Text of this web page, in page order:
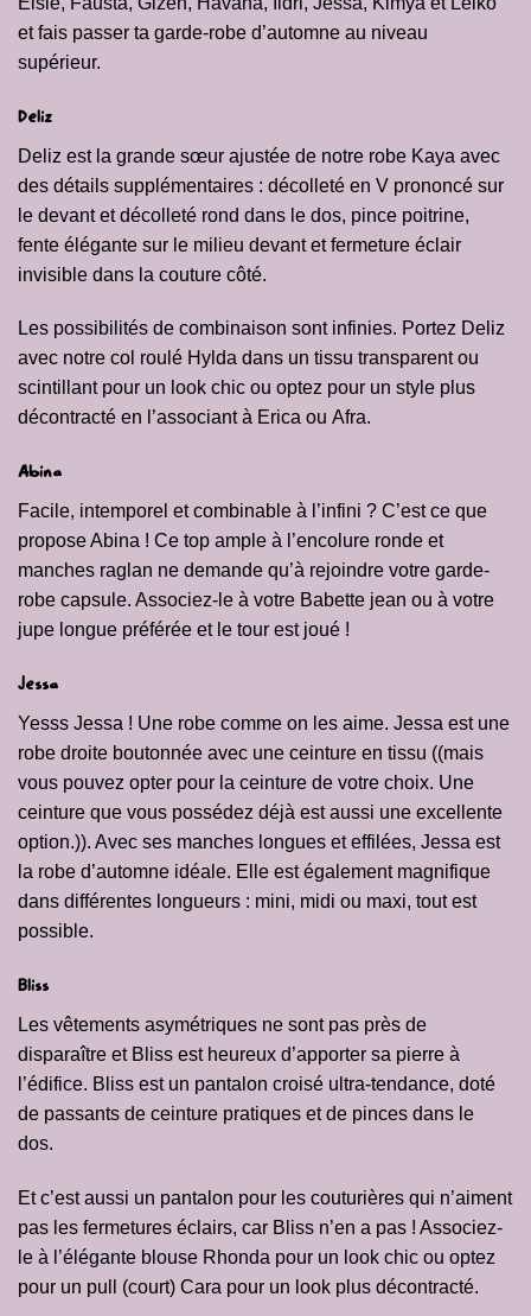
et fais passer ta garde-robe d’automne au niveau
supérieur.
Deliz
Deliz est la grande sœur ajustée de notre robe Kaya avec
des détails supplémentaires : décolleté en V prononcé sur
le devant et décolleté rond dans le dos, pince poitrine,
fente élégante sur le milieu devant et fermeture éclair
invisible dans la couture côté.
Les possibilités de combinaison sont infinies. Portez Deliz
avec notre col roulé Hylda dans un tissu transparent ou
scintillant pour un look chic ou optez pour un style plus
décontracté en l’associant à Erica ou Afra.
Abina
Facile, intemporel et combinable à l’infini ? C’est ce que
propose Abina ! Ce top ample à l’encolure ronde et
manches raglan ne demande qu’à rejoindre votre garde-
robe capsule. Associez-le à votre Babette jean ou à votre
jupe longue préférée et le tour est joué !
Jessa
Yesss Jessa ! Une robe comme on les aime. Jessa est une
robe droite boutonnée avec une ceinture en tissu ((mais
vous pouvez opter pour la ceinture de votre choix. Une
ceinture que vous possédez déjà est aussi une excellente
option.)). Avec ses manches longues et effilées, Jessa est
la robe d’automne idéale. Elle est également magnifique
dans différentes longueurs : mini, midi ou maxi, tout est
possible.
Bliss
Les vêtements asymétriques ne sont pas près de
disparaître et Bliss est heureux d’apporter sa pierre à
l’édifice. Bliss est un pantalon croisé ultra-tendance, doté
de passants de ceinture pratiques et de pinces dans le
dos.
Et c’est aussi un pantalon pour les couturières qui n’aiment
pas les fermetures éclairs, car Bliss n’en a pas ! Associez-
le à l’élégante blouse Rhonda pour un look chic ou optez
pour un pull (court) Cara pour un look plus décontracté.